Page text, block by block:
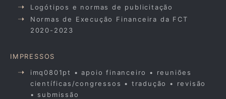
Logótipos e normas de publicitação
Normas de Execução Financeira da FCT
2020-2023
IMPRESSOS
imq0801pt • apoio financeiro • reuniões
científicas/congressos • tradução • revisão
• submissão